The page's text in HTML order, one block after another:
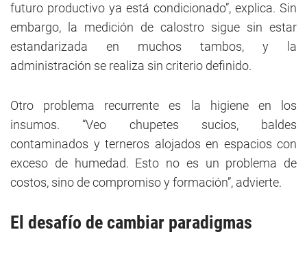
futuro productivo ya está condicionado”, explica. Sin
embargo, la medición de calostro sigue sin estar
estandarizada en muchos tambos, y la
administración se realiza sin criterio definido.
Otro problema recurrente es la higiene en los
insumos. “Veo chupetes sucios, baldes
contaminados y terneros alojados en espacios con
exceso de humedad. Esto no es un problema de
costos, sino de compromiso y formación”, advierte.
El desafío de cambiar paradigmas